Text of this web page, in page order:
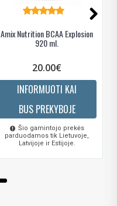
Amix Nutrition BCAA Explosion
920 ml.
20.00€
INFORMUOTI KAI
BUS PREKYBOJE
Šio gamintojo prekės
parduodamos tik Lietuvoje,
Latvijoje ir Estijoje.